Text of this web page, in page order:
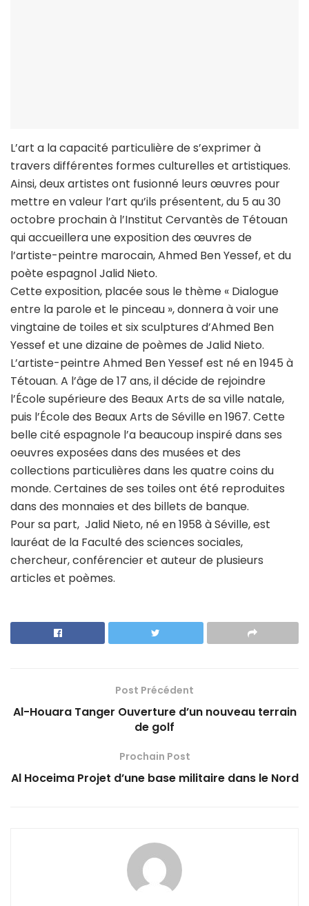
L’art a la capacité particulière de s’exprimer à
travers différentes formes culturelles et artistiques.
Ainsi, deux artistes ont fusionné leurs œuvres pour
mettre en valeur l’art qu’ils présentent, du 5 au 30
octobre prochain à l’Institut Cervantès de Tétouan
qui accueillera une exposition des œuvres de
l’artiste-peintre marocain, Ahmed Ben Yessef, et du
poète espagnol Jalid Nieto.
Cette exposition, placée sous le thème « Dialogue
entre la parole et le pinceau », donnera à voir une
vingtaine de toiles et six sculptures d’Ahmed Ben
Yessef et une dizaine de poèmes de Jalid Nieto.
L’artiste-peintre Ahmed Ben Yessef est né en 1945 à
Tétouan. A l’âge de 17 ans, il décide de rejoindre
l’École supérieure des Beaux Arts de sa ville natale,
puis l’École des Beaux Arts de Séville en 1967. Cette
belle cité espagnole l’a beaucoup inspiré dans ses
oeuvres exposées dans des musées et des
collections particulières dans les quatre coins du
monde. Certaines de ses toiles ont été reproduites
dans des monnaies et des billets de banque.
Pour sa part, Jalid Nieto, né en 1958 à Séville, est
lauréat de la Faculté des sciences sociales,
chercheur, conférencier et auteur de plusieurs
articles et poèmes.
Post Précédent
Al-Houara Tanger Ouverture d’un nouveau terrain
de golf
Prochain Post
Al Hoceima Projet d’une base militaire dans le Nord